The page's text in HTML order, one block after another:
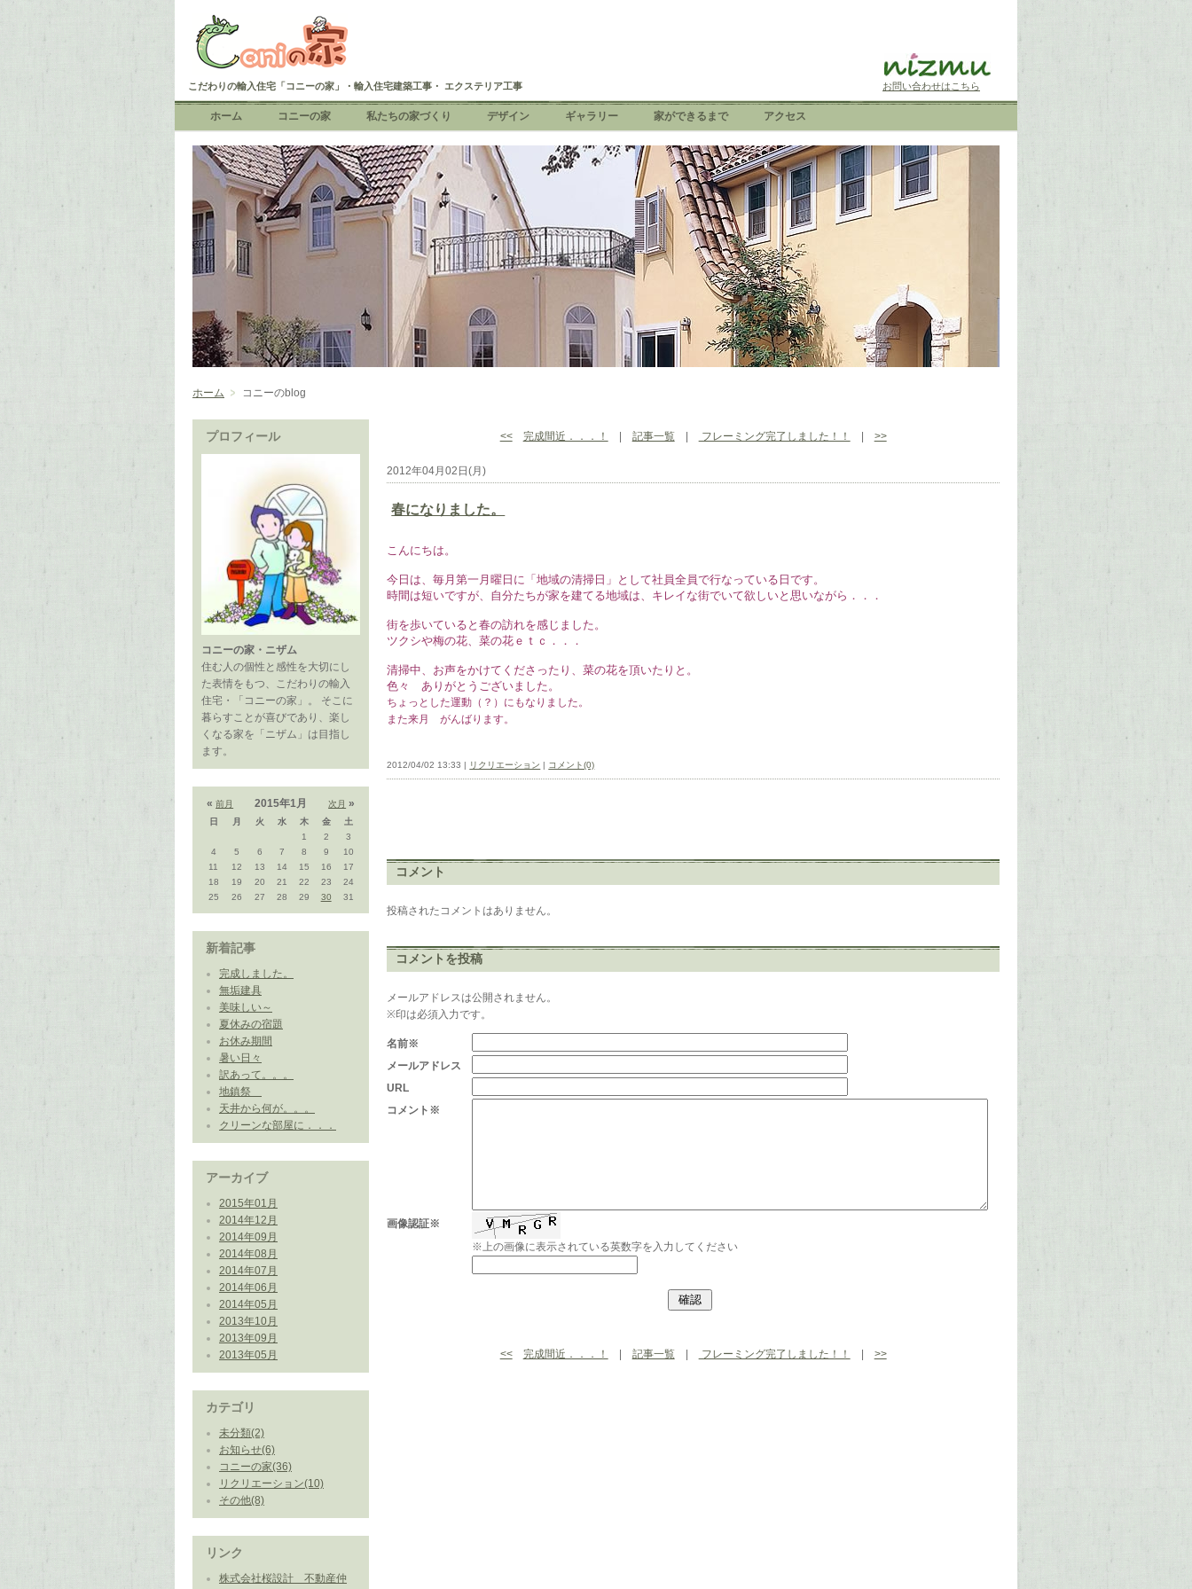
こだわりの輸入住宅「コニーの家」・輸入住宅建築工事・ エクステリア工事 お問い合わせはこちら
ホーム コニーの家 私たちの家づくり デザイン ギャラリー 家ができるまで アクセス
ホーム コニーのblog
プロフィール
コニーの家・ニザム
住む人の個性と感性を大切にし
た表情をもつ、こだわりの輸入
住宅・「コニーの家」。 そこに
暮らすことが喜びであり、楽し
くなる家を「ニザム」は目指し
ます。
«前月 次月 »
2015年1月
日 月 火 水 木 金
土
1
2
3
4
5 6 7 8 9
10
11
12 13 14 15 16
17
18
19 20 21 22 23
24
25
26 27 28 29 30 31
新着記事
完成しました。
無垢建具
美味しい～
夏休みの宿題
お休み期間
暑い日々
訳あって。。。
地鎮祭
天井から何が。。。
クリーンな部屋に．．．
アーカイブ
2015年01月
2014年12月
2014年09月
2014年08月
2014年07月
2014年06月
2014年05月
2013年10月
2013年09月
2013年05月
カテゴリ
未分類(2)
お知らせ(6)
コニーの家(36)
リクリエーション(10)
その他(8)
リンク
株式会社桜設計 不動産仲
<< 完成間近．．．！ 記事一覧| フレーミング完了しました！！ >>
2012年04月02日(月)
春になりました。
こんにちは。
今日は、毎月第一月曜日に「地域の清掃日」として社員全員で行なっている日です。
時間は短いですが、自分たちが家を建てる地域は、キレイな街でいて欲しいと思いながら．．．
街を歩いていると春の訪れを感じました。
ツクシや梅の花、菜の花ｅｔｃ．．．
清掃中、お声をかけてくださったり、菜の花を頂いたりと。
色々 ありがとうございました。
ちょっとした運動（？）にもなりました。
また来月 がんばります。
2012/04/02 13:33 | リクリエーション | コメント(0)
コメント
投稿されたコメントはありません。
コメントを投稿
メールアドレスは公開されません。
※印は必須入力です。
名前※
メールアドレス
URL
コメント※
画像認証※
※上の画像に表示されている英数字を入力してください
<< 完成間近．．．！ 記事一覧| フレーミング完了しました！！ >>